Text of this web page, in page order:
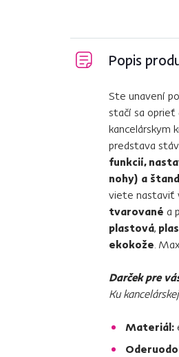
Popis
Ste unavení
stačí sa oprieť
kancelárskym
predstava
funkcií,
nohy) a
viete nastaviť
tvarované a
plastová,
ekokože .
Darček pre
Ku
Materiál: